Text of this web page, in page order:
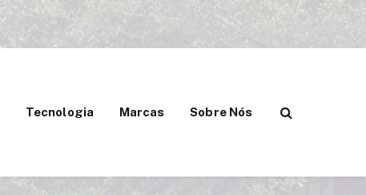
Tecnologia Marcas Sobre Nós